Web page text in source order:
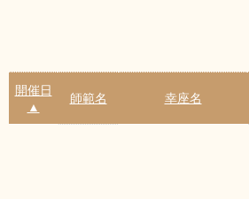
開催日
▲
師範名 幸座名